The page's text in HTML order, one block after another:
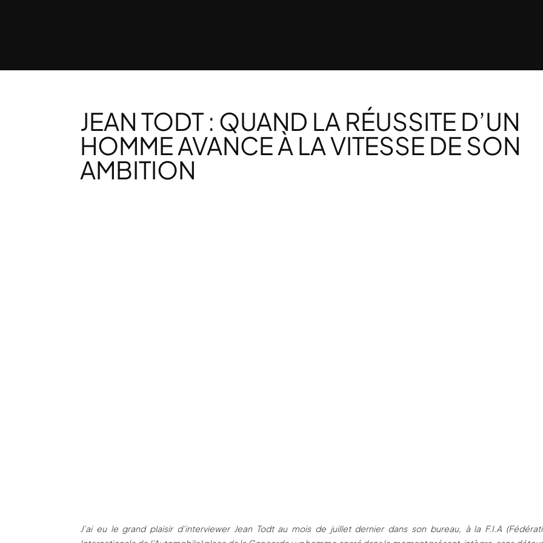
JEAN TODT : QUAND LA RÉUSSITE D’UN
HOMME AVANCE À LA VITESSE DE SON
AMBITION
J’ai eu le grand plaisir d’interviewer Jean Todt au mois de juillet dernier dans son bureau, à la F.I.A